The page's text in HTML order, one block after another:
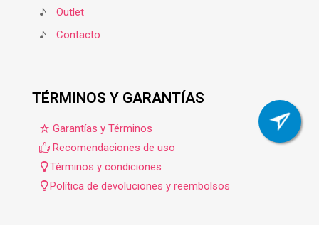
♪
Outlet
♪
Contacto
TÉRMINOS Y GARANTÍAS
Garantías y Términos
Recomendaciones de uso
Términos y condiciones
Política de devoluciones y reembolsos